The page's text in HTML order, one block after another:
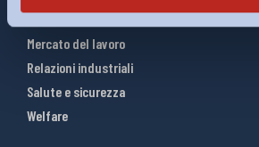
Riforme del lavoro
Mercato del lavoro
Relazioni industriali
Salute e sicurezza
Welfare